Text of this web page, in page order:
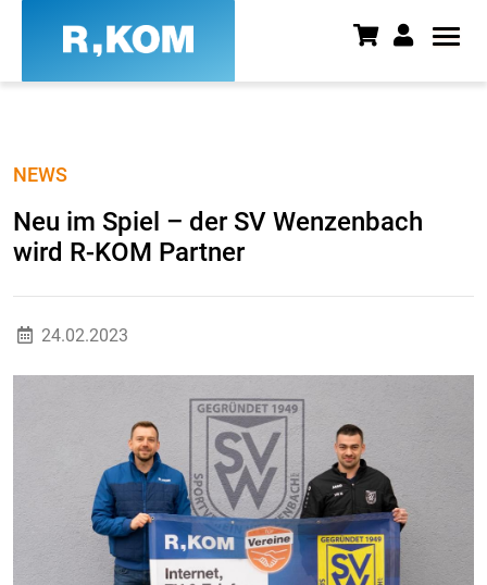
NEWS
Neu im Spiel – der SV Wenzenbach
wird R-KOM Partner
24.02.2023